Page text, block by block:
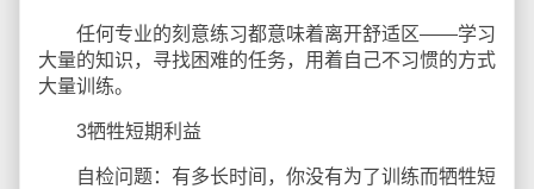
任何专业的刻意练习都意味着离开舒适区——学习
大量的知识，寻找困难的任务，用着自己不习惯的方式
大量训练。
3牺牲短期利益
自检问题：有多长时间，你没有为了训练而牺牲短